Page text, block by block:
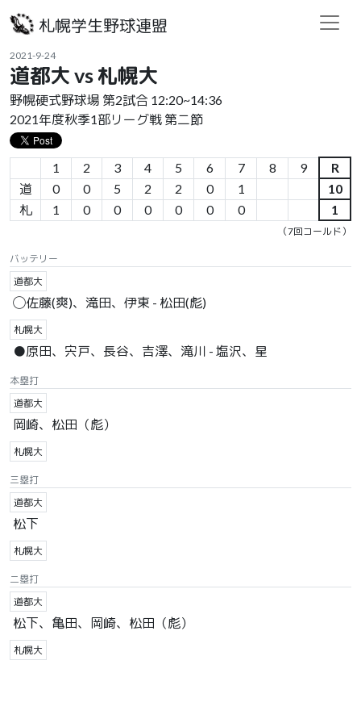
札幌学生野球連盟
2021-9-24
道都大 vs 札幌大
野幌硬式野球場 第2試合 12:20~14:36
2021年度秋季1部リーグ戦 第二節
1 2 3 4 5 6 7 8 9
R
道
0 0 5 2 2 0 1
10
札
1 0 0 0 0 0 0 1
（7回コールド）
バッテリー
道都大
◯佐藤(爽)、滝田、伊東 - 松田(彪)
札幌大
●原田、宍戸、長谷、吉澤、滝川 - 塩沢、星
本塁打
道都大
岡崎、松田（彪）
札幌大
三塁打
道都大
松下
札幌大
二塁打
道都大
松下、亀田、岡崎、松田（彪）
札幌大